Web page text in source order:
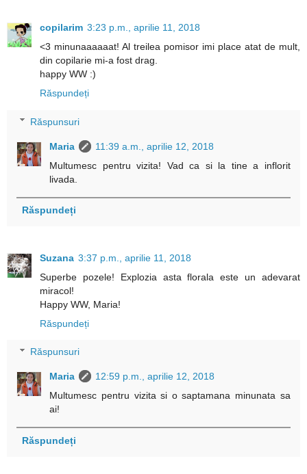
copilarim 3:23 p.m., aprilie 11, 2018
<3 minunaaaaaat! Al treilea pomisor imi place atat de mult,
din copilarie mi-a fost drag.
happy WW :)
Răspundeți
Răspunsuri
Maria
11:39 a.m., aprilie 12, 2018
Multumesc pentru vizita! Vad ca si la tine a inflorit
livada.
Răspundeți
Suzana 3:37 p.m., aprilie 11, 2018
Superbe pozele! Explozia asta florala este un adevarat
miracol!
Happy WW, Maria!
Răspundeți
Răspunsuri
Maria
12:59 p.m., aprilie 12, 2018
Multumesc pentru vizita si o saptamana minunata sa
ai!
Răspundeți